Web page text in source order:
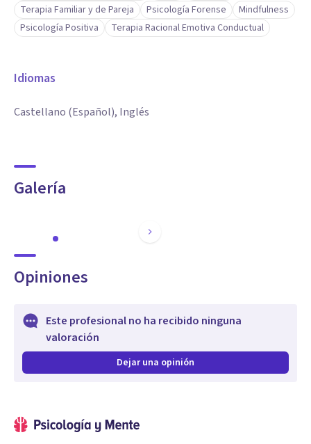
integradora y eficaz
Con la apertura del gabinete de PsicoAbreu Teatinos, se
Terapia Familiar y de Pareja
Psicología Forense
Mindfulness
Psicología Positiva
Terapia Racional Emotiva Conductual
Idiomas
Castellano (Español), Inglés
Galería
Opiniones
Este profesional no ha recibido ninguna
valoración
Dejar una opinión